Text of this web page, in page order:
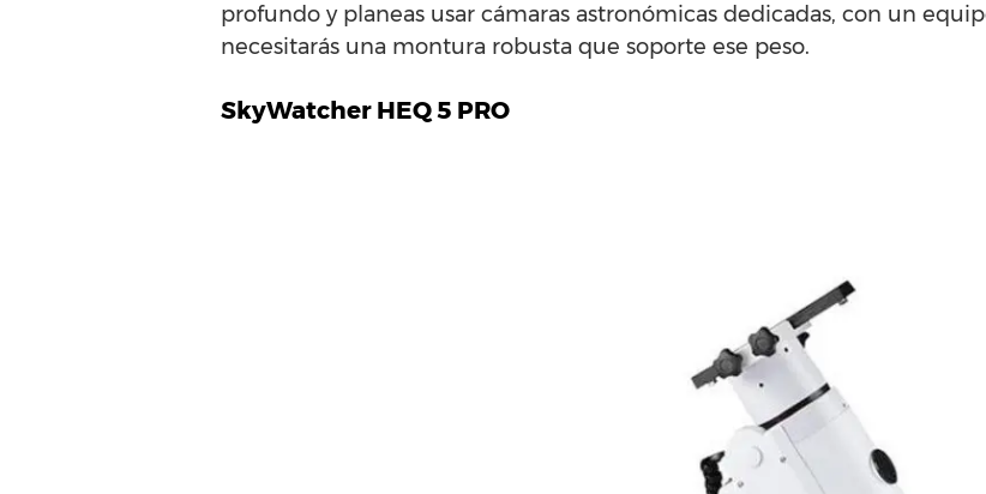
profundo y planeas usar cámaras astronómicas dedicadas, con un
necesitarás una montura robusta que soporte ese peso.
SkyWatcher HEQ 5 PRO